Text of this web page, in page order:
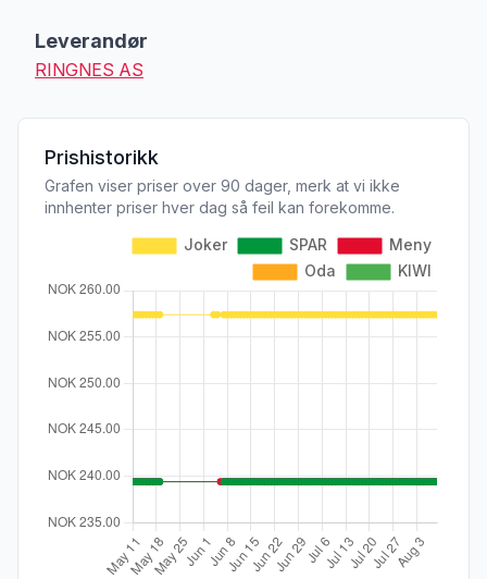
Leverandør
RINGNES AS
Prishistorikk
Grafen viser priser over 90 dager, merk at vi ikke
innhenter priser hver dag så feil kan forekomme.